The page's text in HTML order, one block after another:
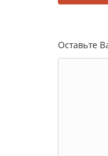
Оставьте